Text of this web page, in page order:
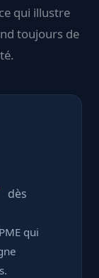
qui illustre
toujours de
dès
qui